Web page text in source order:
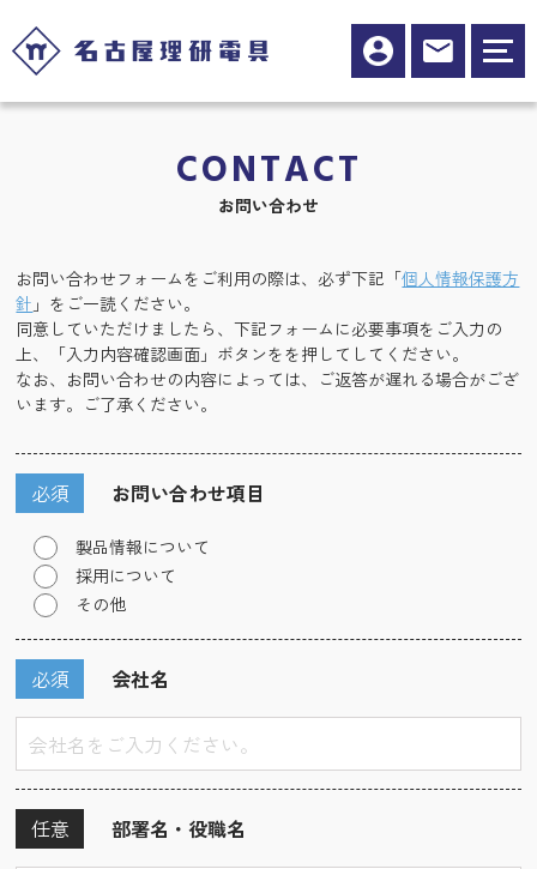
CONTACT
お問い合わせ
お問い合わせフォームをご利用の際は、必ず下記「個人情報保護方
針 」をご一読ください。
同意していただけましたら、下記フォームに必要事項をご入力の
上、「入力内容確認画面」ボタンをを押してしてください。
なお、お問い合わせの内容によっては、ご返答が遅れる場合がござ
います。ご了承ください。
お問い合わせ項目
必須
製品情報について
採用について
その他
会社名
必須
部署名・役職名
任意